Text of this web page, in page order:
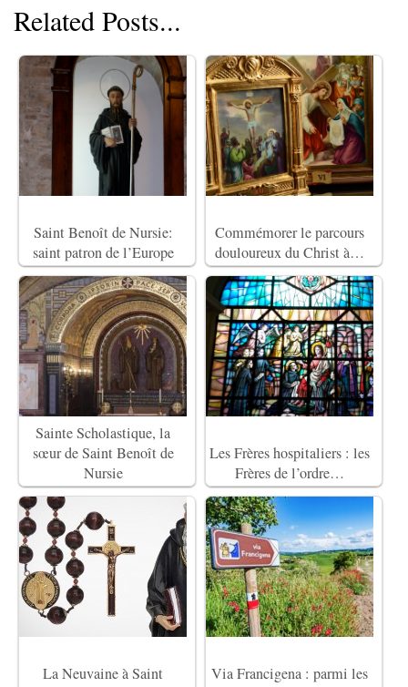
Related Posts...
Saint Benoît de Nursie:
saint patron de l’Europe
Commémorer le parcours
douloureux du Christ à…
Sainte Scholastique, la
sœur de Saint Benoît de
Nursie
Les Frères hospitaliers : les
Frères de l’ordre…
La Neuvaine à Saint
Via Francigena : parmi les